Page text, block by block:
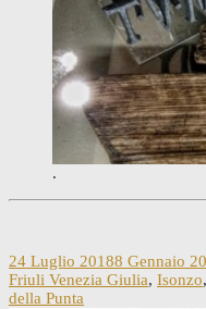
.
24 Luglio 20188 Gennaio
Friuli Venezia Giulia, Isonzo,
della Punta